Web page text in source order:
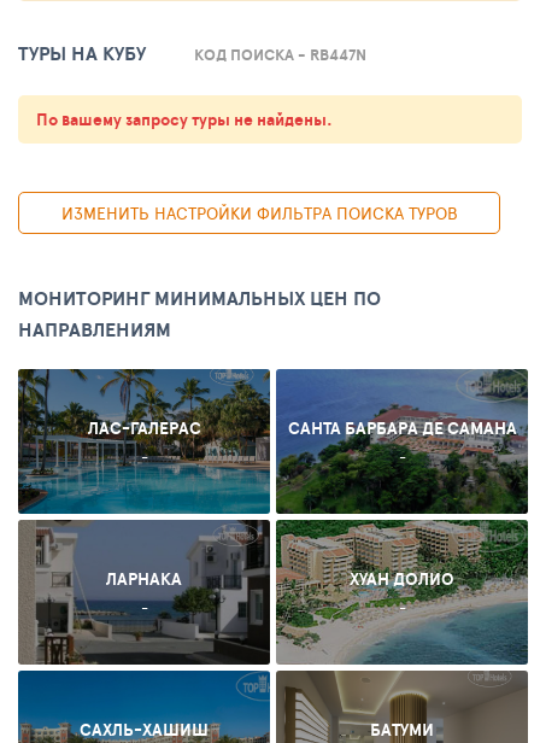
ТУРЫ НА КУБУ КОД ПОИСКА - RB447N
По вашему запросу туры не найдены.
ИЗМЕНИТЬ НАСТРОЙКИ ФИЛЬТРА ПОИСКА ТУРОВ
МОНИТОРИНГ МИНИМАЛЬНЫХ ЦЕН ПО
НАПРАВЛЕНИЯМ
ЛАС-ГАЛЕРАС
-
САНТА БАРБАРА ДЕ САМАНА
-
ЛАРНАКА
-
ХУАН ДОЛИО
-
САХЛЬ-ХАШИШ БАТУМИ